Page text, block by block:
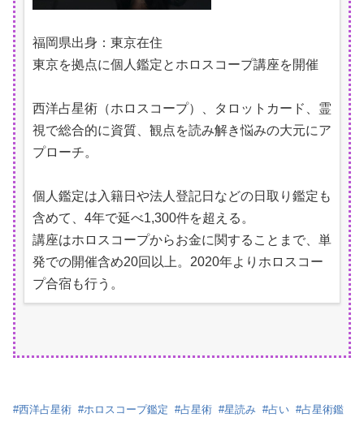
福岡県出身：東京在住
東京を拠点に個人鑑定とホロスコープ講座を開催
西洋占星術（ホロスコープ）、タロットカード、霊
視で総合的に資質、観点を読み解き悩みの大元にア
プローチ。
個人鑑定は入籍日や法人登記日などの日取り鑑定も
含めて、4年で延べ1,300件を超える。
講座はホロスコープからお金に関することまで、単
発での開催含め20回以上。2020年よりホロスコー
プ合宿も行う。
#西洋占星術 #ホロスコープ鑑定 #占星術 #星読み #占い #占星術鑑